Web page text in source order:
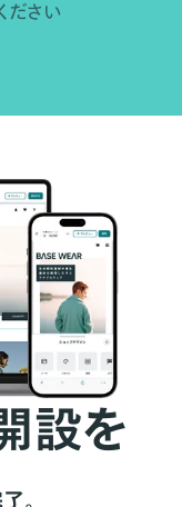
ださい
設を
。